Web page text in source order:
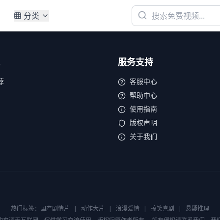
分类
服务支持
客服中心
帮助中心
使用指南
版权声明
关于我们
热门标签： 国产剧情片 | 动作大片 | 浪漫爱情 | 搞笑喜剧 |
悬疑推理